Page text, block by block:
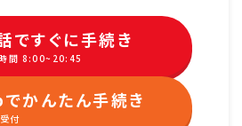
ですぐに手続き
間 8:00~20:45
かんたん手続き
付